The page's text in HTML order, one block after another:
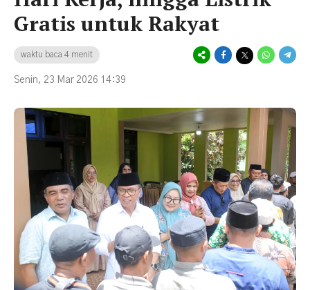
Gratis untuk Rakyat
waktu baca 4 menit
Senin, 23 Mar 2026 14:39